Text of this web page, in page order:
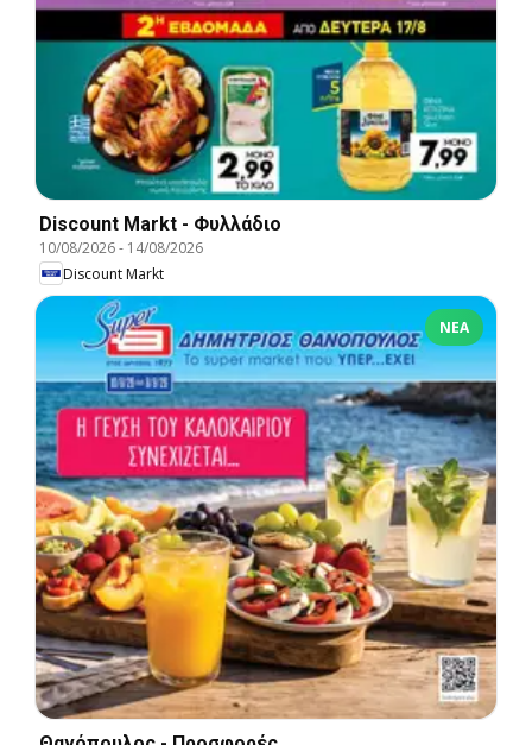
Discount Markt - Φυλλάδιο
10/08/2026- 14/08/2026
Discount Markt
ΝΈΑ